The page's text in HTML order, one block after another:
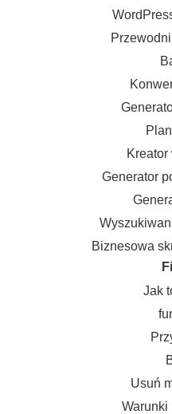
Generator
Biznesowa
Jak
Usuń
Warunki